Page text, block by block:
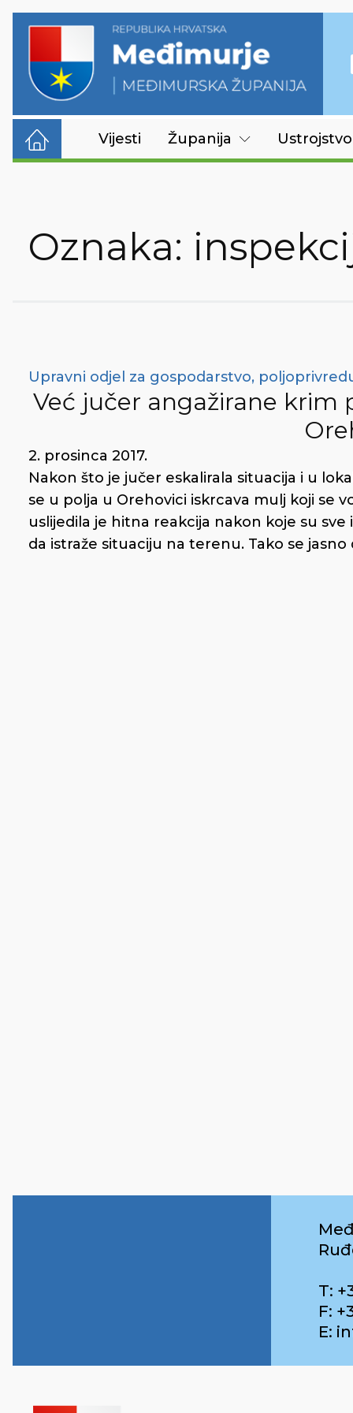
Vijesti Županija Ustrojstvo
Oznaka:
Upravni odjel za gospodarstvo,
Već jučer angažirane krim
2. prosinca 2017.
Nakon što je jučer eskalirala situacija i u
se u polja u Orehovici iskrcava mulj koji se
uslijedila je hitna reakcija nakon koje su
da istraže situaciju na terenu. Tako se jasno
T:
F:
E: